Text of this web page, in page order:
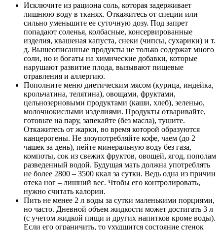
Исключите из рациона соль, которая задерживает
лишнюю воду в тканях. Откажитесь от специи или
сильно уменьшите ее суточную дозу. Под запрет
попадают соленья, колбасные, консервированные
изделия, квашеная капуста, снеки (чипсы, сухарики) и т.
д. Вышеописанные продукты не только содержат много
соли, но и богаты на химические добавки, которые
нарушают развитие плода, вызывают пищевые
отравления и аллергию.
Пополните меню диетическим мясом (курица, индейка,
крольчатина, телятина), овощами, фруктами,
цельнозерновыми продуктами (каши, хлеб), зеленью,
молочнокислыми изделиями. Продукты отваривайте,
готовьте на пару, запекайте (без масла), тушите.
Откажитесь от жарки, во время которой образуются
канцерогены. Не злоупотребляйте кофе, чаем (до 2
чашек за день), пейте минеральную воду без газа,
компоты, сок из свежих фруктов, овощей, ягод, пополам
разведенный водой. Будущая мать должна употреблять
не более 2800 – 3500 ккал за сутки. Ведь одна из причин
отека ног – лишний вес. Чтобы его контролировать,
нужно считать калории.
Пить не менее 2 л воды за сутки маленькими порциями,
но часто. Дневной объем жидкости может достигать 3 л
(с учетом жидкой пищи и других напитков кроме воды).
Если его ограничить, то ухудшится состояние стенок